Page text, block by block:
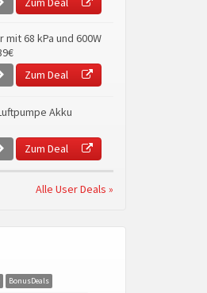
68 kPa und 600W
Zum Deal
Akku
Zum Deal
Alle User Deals »
BonusDeals